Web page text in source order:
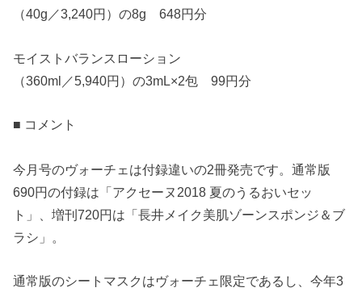
（40g／3,240円）の8g 648円分
モイストバランスローション
（360ml／5,940円）の3mL×2包 99円分
■ コメント
今月号のヴォーチェは付録違いの2冊発売です。通常版
690円の付録は「アクセーヌ2018 夏のうるおいセッ
ト」、増刊720円は「長井メイク美肌ゾーンスポンジ＆ブ
ラシ」。
通常版のシートマスクはヴォーチェ限定であるし、今年3